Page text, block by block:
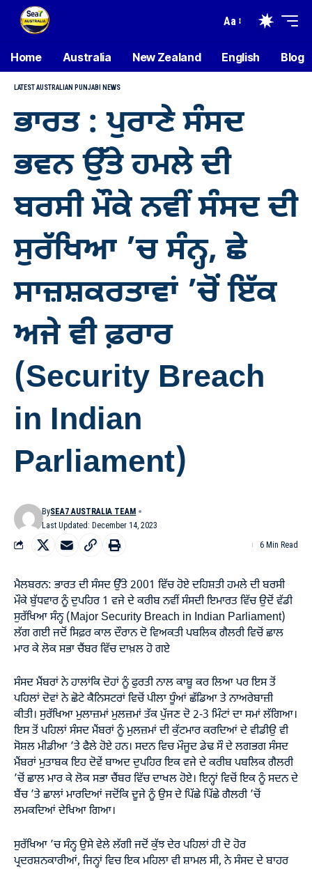
Aa
Home Australia New Zealand English Blog
LATEST AUSTRALIAN PUNJABI NEWS
ਭਾਰਤ : ਪੁਰਾਣੇ ਸੰਸਦ
ਭਵਨ ਉੱਤੇ ਹਮਲੇ ਦੀ
ਬਰਸੀ ਮੌਕੇ ਨਵੀਂ ਸੰਸਦ ਦੀ
ਸੁਰੱਖਿਆ ’ਚ ਸੰਨ੍ਹ, ਛੇ
ਸਾਜ਼ਸ਼ਕਰਤਾਵਾਂ ’ਚੋਂ ਇੱਕ
ਅਜੇ ਵੀ ਫ਼ਰਾਰ
(Security Breach
in Indian
Parliament)
Last Updated: December 14, 2023
BySEA7 AUSTRALIA TEAM
6 Min Read
ਮੈਲਬਰਨ: ਭਾਰਤ ਦੀ ਸੰਸਦ ਉੱਤੇ 2001 ਵਿੱਚ ਹੋਏ ਦਹਿਸ਼ਤੀ ਹਮਲੇ ਦੀ ਬਰਸੀ
ਮੌਕੇ ਬੁੱਧਵਾਰ ਨੂੰ ਦੁਪਹਿਰ 1 ਵਜੇ ਦੇ ਕਰੀਬ ਨਵੀਂ ਸੰਸਦੀ ਇਮਾਰਤ ਵਿੱਚ ਉਦੋਂ ਵੱਡੀ
ਸੁਰੱਖਿਆ ਸੰਨ੍ਹ (Major Security Breach in Indian Parliament)
ਲੱਗ ਗਈ ਜਦੋਂ ਸਿਫ਼ਰ ਕਾਲ ਦੌਰਾਨ ਦੋ ਵਿਅਕਤੀ ਪਬਲਿਕ ਗੈਲਰੀ ਵਿਚੋਂ ਛਾਲ
ਮਾਰ ਕੇ ਲੋਕ ਸਭਾ ਚੈਂਬਰ ਵਿੱਚ ਦਾਖ਼ਲ ਹੋ ਗਏ
ਸੰਸਦ ਮੈਂਬਰਾਂ ਨੇ ਹਾਲਾਂਕਿ ਦੋਹਾਂ ਨੂੰ ਫੁਰਤੀ ਨਾਲ ਕਾਬੂ ਕਰ ਲਿਆ ਪਰ ਇਸ ਤੋਂ
ਪਹਿਲਾਂ ਦੋਵਾਂ ਨੇ ਛੋਟੇ ਕੈਨਿਸਟਰਾਂ ਵਿਚੋਂ ਪੀਲਾ ਧੂੰਆਂ ਛੱਡਿਆ ਤੇ ਨਾਅਰੇਬਾਜ਼ੀ
ਕੀਤੀ। ਸੁਰੱਖਿਆ ਮੁਲਾਜ਼ਮਾਂ ਮੁਲਜ਼ਮਾਂ ਤੱਕ ਪੁੱਜਣ ਦੋ 2-3 ਮਿੰਟਾਂ ਦਾ ਸਮਾਂ ਲੱਗਿਆ।
ਇਸ ਤੋਂ ਪਹਿਲਾਂ ਸੰਸਦ ਮੈਂਬਰਾਂ ਨੂੰ ਮੁਲਜ਼ਮਾਂ ਦੀ ਕੁੱਟਮਾਰ ਕਰਦਿਆਂ ਦੇ ਵੀਡੀਉ ਵੀ
ਸੋਸ਼ਲ ਮੀਡੀਆ ’ਤੇ ਫੈਲੇ ਹੋਏ ਹਨ। ਸਦਨ ਵਿਚ ਮੌਜੂਦ ਡੇਢ ਸੌ ਦੇ ਲਗਭਗ ਸੰਸਦ
ਮੈਂਬਰਾਂ ਮੁਤਾਬਕ ਇਹ ਦੋਵੇਂ ਬਾਅਦ ਦੁਪਹਿਰ ਇਕ ਵਜੇ ਦੇ ਕਰੀਬ ਪਬਲਿਕ ਗੈਲਰੀ
’ਚੋਂ ਛਾਲ ਮਾਰ ਕੇ ਲੋਕ ਸਭਾ ਚੈਂਬਰ ਵਿੱਚ ਦਾਖਲ ਹੋਏ। ਇਨ੍ਹਾਂ ਵਿਚੋਂ ਇਕ ਨੂੰ ਸਦਨ ਦੇ
ਬੈਂਚ ’ਤੇ ਛਾਲਾਂ ਮਾਰਦਿਆਂ ਜਦੋਂਕਿ ਦੂਜੇ ਨੂੰ ਉਸ ਦੇ ਪਿੱਛੇ ਪਿੱਛੇ ਗੈਲਰੀ ’ਚੋਂ
ਲਮਕਦਿਆਂ ਦੇਖਿਆ ਗਿਆ।
ਸੁਰੱਖਿਆ ’ਚ ਸੰਨ੍ਹ ਉਸੇ ਵੇਲੇ ਲੱਗੀ ਜਦੋਂ ਕੁੱਝ ਦੇਰ ਪਹਿਲਾਂ ਹੀ ਦੋ ਹੋਰ
ਪ੍ਰਦਰਸ਼ਨਕਾਰੀਆਂ, ਜਿਨ੍ਹਾਂ ਵਿਚ ਇਕ ਮਹਿਲਾ ਵੀ ਸ਼ਾਮਲ ਸੀ, ਨੇ ਸੰਸਦ ਦੇ ਬਾਹਰ